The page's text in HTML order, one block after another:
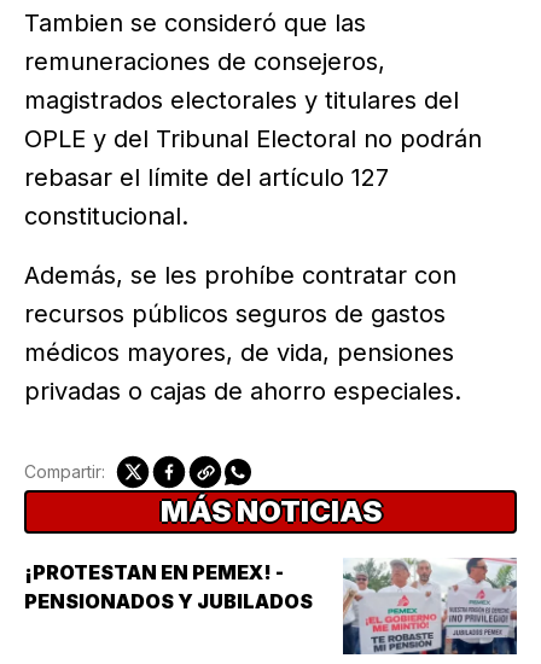
Tambien se consideró que las
remuneraciones de consejeros,
magistrados electorales y titulares del
OPLE y del Tribunal Electoral no podrán
rebasar el límite del artículo 127
constitucional.
Además, se les prohíbe contratar con
recursos públicos seguros de gastos
médicos mayores, de vida, pensiones
privadas o cajas de ahorro especiales.
Compartir:
MÁS NOTICIAS
¡PROTESTAN EN PEMEX! -
PENSIONADOS Y JUBILADOS